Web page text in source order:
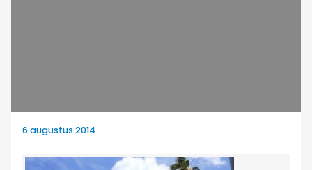
6 augustus 2014